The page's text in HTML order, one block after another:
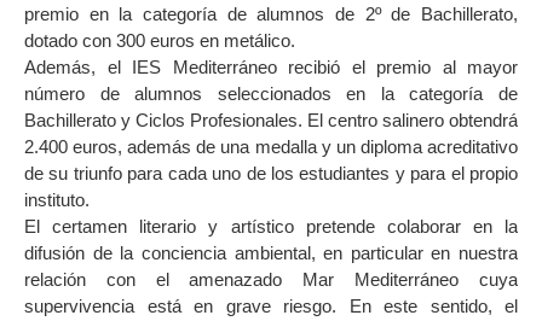
premio en la categoría de alumnos de 2º de Bachillerato,
dotado con 300 euros en metálico.
Además, el IES Mediterráneo recibió el premio al mayor
número de alumnos seleccionados en la categoría de
Bachillerato y Ciclos Profesionales. El centro salinero obtendrá
2.400 euros, además de una medalla y un diploma acreditativo
de su triunfo para cada uno de los estudiantes y para el propio
instituto.
El certamen literario y artístico pretende colaborar en la
difusión de la conciencia ambiental, en particular en nuestra
relación con el amenazado Mar Mediterráneo cuya
supervivencia está en grave riesgo. En este sentido, el